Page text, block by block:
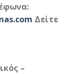
Δείτε
–